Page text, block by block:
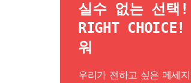
실수 없는 선택!
RIGHT
워
우리가 전하고 싶은 메세